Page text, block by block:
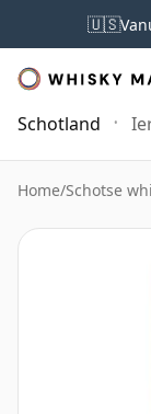
🇺🇸
Schotland
Home/Schotse